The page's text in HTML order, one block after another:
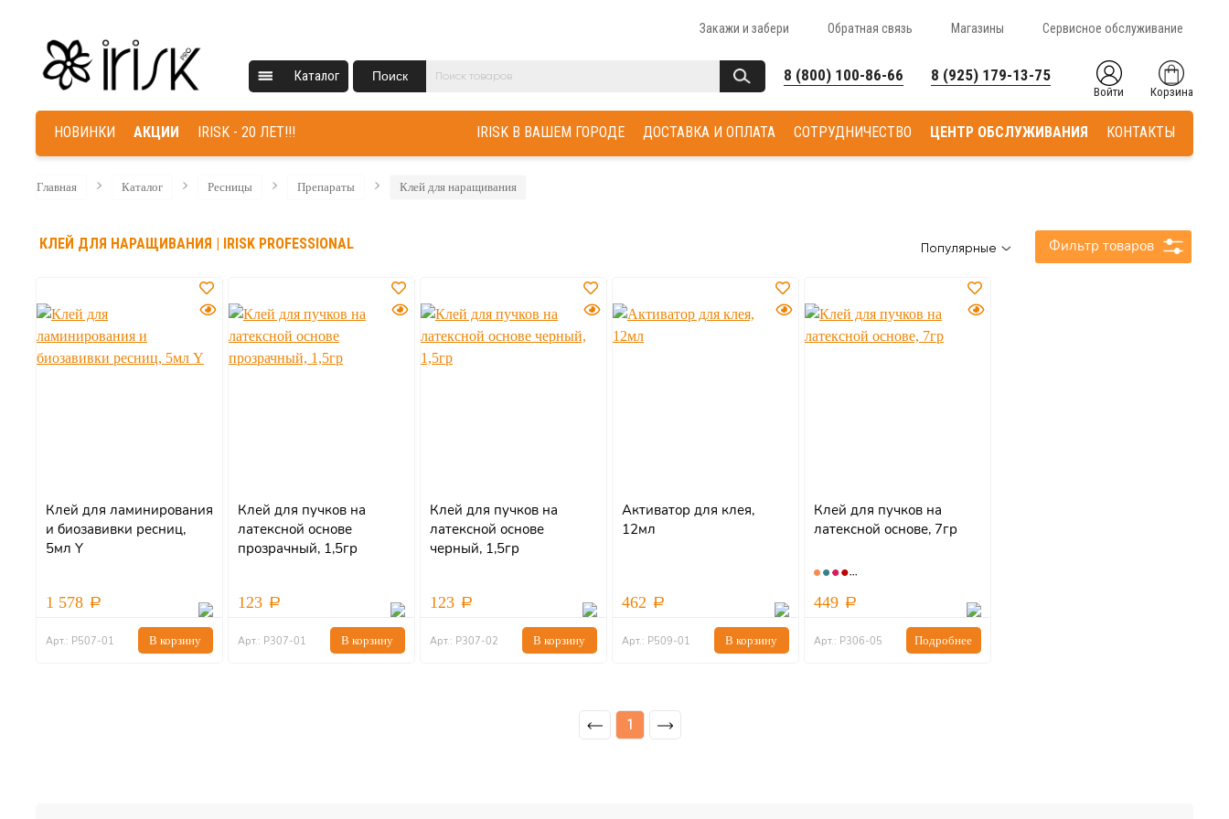
Закажи и забери Обратная связь Магазины Сервисное обслуживание
Каталог Поиск 8 (800) 100-86-66 8 (925) 179-13-75
Войти Корзина
НОВИНКИ АКЦИИ IRISK - 20 ЛЕТ!!! КОНТАКТЫ
ЦЕНТР ОБСЛУЖИВАНИЯ
СОТРУДНИЧЕСТВО
ДОСТАВКА И ОПЛАТА
IRISK В ВАШЕМ ГОРОДЕ
Главная Каталог Ресницы Препараты Клей для наращивания
КЛЕЙ ДЛЯ НАРАЩИВАНИЯ | IRISK PROFESSIONAL Популярные Фильтр товаров
Клей для ламинирования
и биозавивки ресниц,
5мл Y
1 578
Арт.: Р507-01 В корзину
Клей для пучков на
латексной основе
прозрачный, 1,5гр
123
Арт.: Р307-01 В корзину
Клей для пучков на
латексной основе
черный, 1,5гр
123
Арт.: Р307-02 В корзину
Активатор для клея,
12мл
462
Арт.: Р509-01 В корзину
Клей для пучков на
латексной основе, 7гр
449
Арт.: Р306-05 Подробнее
1